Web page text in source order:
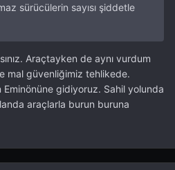
sürücülerin sayısı şiddetle
Araçtayken de aynı vurdum
mal güvenliğimiz tehlikede.
Eminönüne gidiyoruz. Sahil yolunda
araçlarla burun buruna